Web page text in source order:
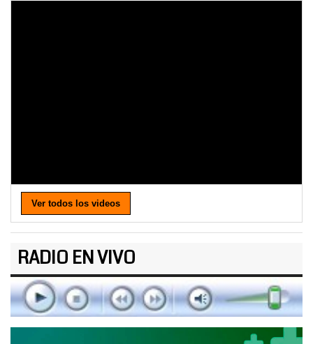
Ver todos los videos
RADIO EN VIVO